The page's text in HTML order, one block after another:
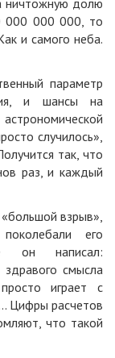
ничтожную долю
000 000 000, то
и самого неба.
параметр
и шансы на
случилось»,
так, что
раз, и каждый
взрыв»,
его
он написал:
смысла
играет с
Цифры расчетов
что такой